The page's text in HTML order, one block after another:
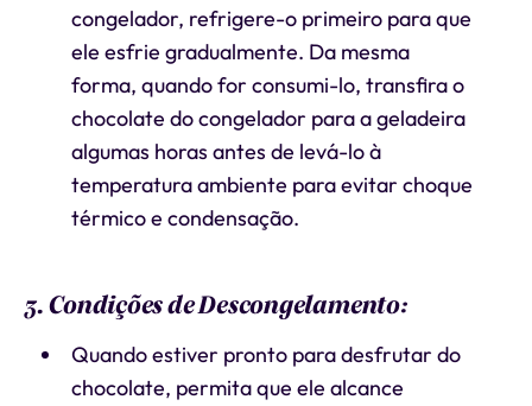
congelador, refrigere-o primeiro para que
ele esfrie gradualmente. Da mesma
forma, quando for consumi-lo, transfira o
chocolate do congelador para a geladeira
algumas horas antes de levá-lo à
temperatura ambiente para evitar choque
térmico e condensação.
3. Condições de Descongelamento:
Quando estiver pronto para desfrutar do
chocolate, permita que ele alcance